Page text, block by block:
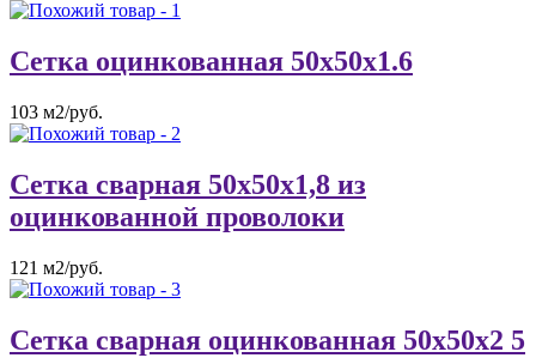
Сетка оцинкованная 50х50х1.6
103 м2/руб.
Сетка сварная 50х50х1,8 из
оцинкованной проволоки
121 м2/руб.
Сетка сварная оцинкованная 50х50х2 5